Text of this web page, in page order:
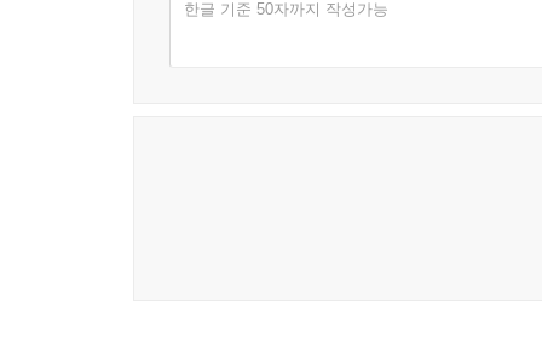
한글 기준 50자까지 작성가능